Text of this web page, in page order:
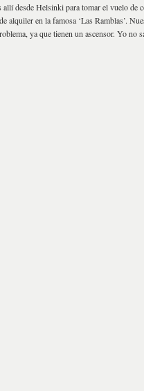
desde Helsinki para tomar el vuelo de
alquiler en la famosa ‘Las Ramblas’.
ya que tienen un ascensor. Yo no